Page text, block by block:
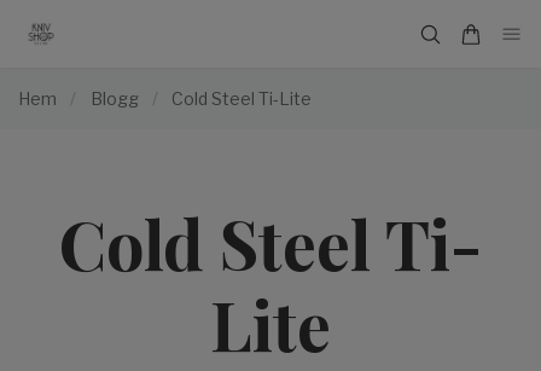
Hem / Blogg / Cold Steel Ti-Lite
Cold Steel Ti-
Lite